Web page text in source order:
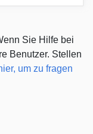
Sie Hilfe bei
Benutzer. Stellen
um zu fragen